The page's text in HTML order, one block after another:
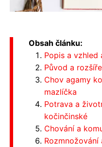
Obsah článku:
Popis a vzhled
Původ a
Chov agamy
mazlíčka
Potrava a
kočinčinské
Chování a